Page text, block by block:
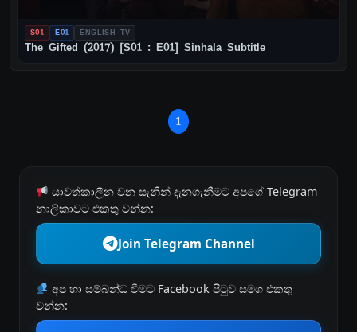
S01 E01 ENGLISH TV
The Gifted (2017) [S01 : E01] Sinhala Subtitle
1
යාවත්කාලීන වන සැනින් දැනගැනීමට අපගේ Telegram
නාලිකාවට එකතු වන්න:
Join Telegram Channel
අප හා සම්බන්ධ වීමට Facebook පිටුව සමග එකතු
වන්න: